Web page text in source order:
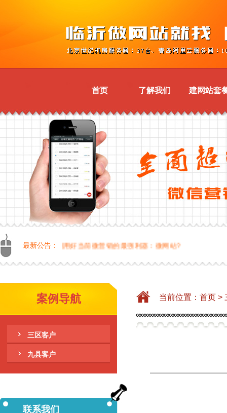
首页 了解我们 建网站套
最新公告：
何做？如何利用好当前微营销的最强利器：微网站?
案例导航
三区客户
九县客户
联系我们
当前位置： 首页 >